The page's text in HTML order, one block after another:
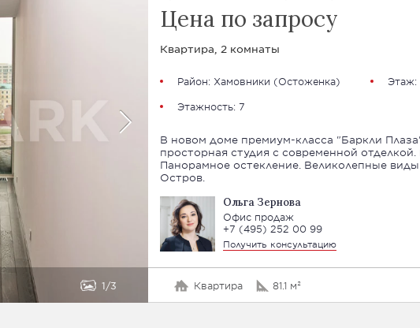
1 3
Цена по запросу
Квартира, 2 комнаты
Район: Хамовники (Остоженка)
Этаж:
Этажность: 7
В новом доме премиум-класса "Баркли
просторная студия с современной отделкой.
Панорамное остекление. Великолепные виды на Москву-реку и Золотой
Остров.
Ольга Зернова
Офис продаж
+7 (495) 252 00 99
Получить консультацию
Квартира 81.1 м²